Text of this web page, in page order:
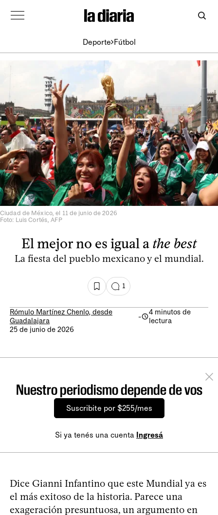
Deporte Fútbol
Ciudad de México, el 11 de junio de 2026
Foto: Luis Cortés, AFP
El mejor no es igual a the best
La fiesta del pueblo mexicano y el mundial.
1
Rómulo Martínez Chenlo, desde
Guadalajara
-
4 minutos de
lectura
25 de junio de 2026
Nuestro periodismo depende de vos
Suscribite por $255/mes
Si ya tenés una cuenta Ingresá
Dice Gianni Infantino que este Mundial ya es
el más exitoso de la historia. Parece una
exageración presuntuosa, un argumento en